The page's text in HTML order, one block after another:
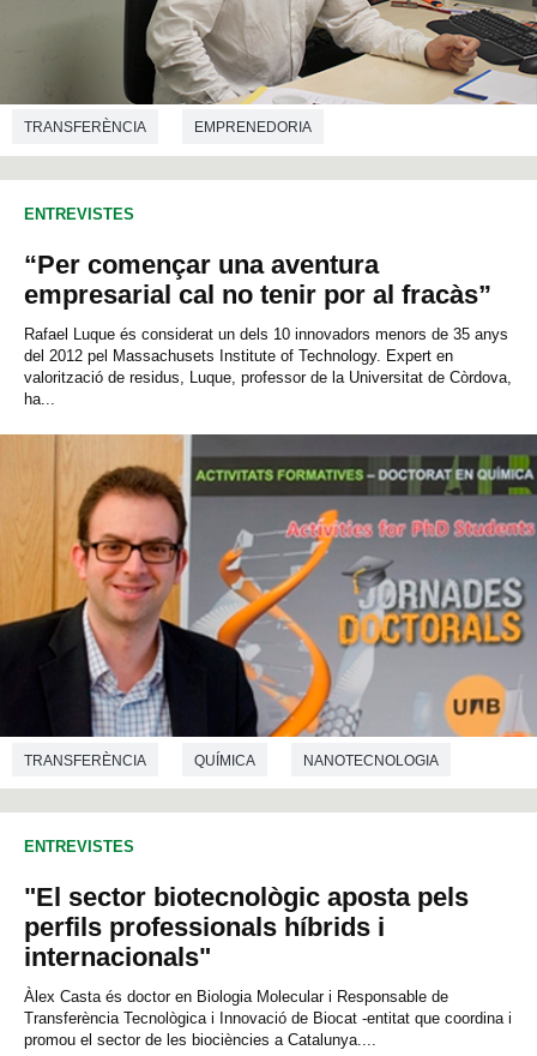
TRANSFERÈNCIA EMPRENEDORIA
ENTREVISTES
“Per començar una aventura
empresarial cal no tenir por al fracàs”
Rafael Luque és considerat un dels 10 innovadors menors de 35 anys
del 2012 pel Massachusets Institute of Technology. Expert en
valorització de residus, Luque, professor de la Universitat de Còrdova,
ha...
TRANSFERÈNCIA QUÍMICA NANOTECNOLOGIA
ENTREVISTES
"El sector biotecnològic aposta pels
perfils professionals híbrids i
internacionals"
Àlex Casta és doctor en Biologia Molecular i Responsable de
Transferència Tecnològica i Innovació de Biocat -entitat que coordina i
promou el sector de les biociències a Catalunya....